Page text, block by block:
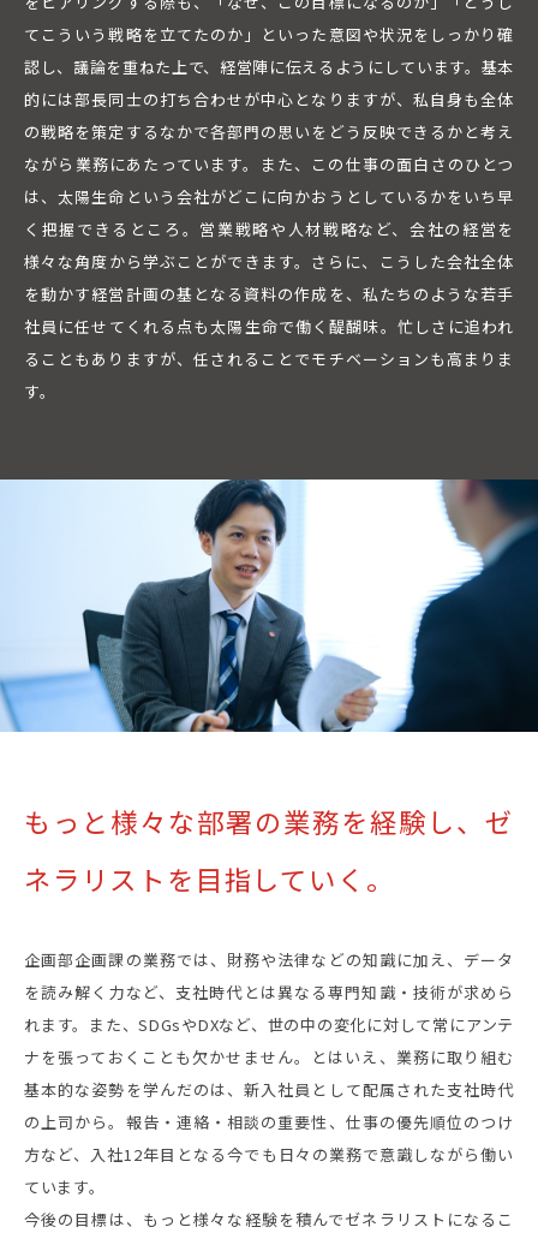
てこういう戦略を立てたのか」といった意図や状況をしっかり確
認し、議論を重ねた上で、経営陣に伝えるようにしています。基本
的には部長同士の打ち合わせが中心となりますが、私自身も全体
の戦略を策定するなかで各部門の思いをどう反映できるかと考え
ながら業務にあたっています。また、この仕事の面白さのひとつ
は、太陽生命という会社がどこに向かおうとしているかをいち早
く把握できるところ。営業戦略や人材戦略など、会社の経営を
様々な角度から学ぶことができます。さらに、こうした会社全体
を動かす経営計画の基となる資料の作成を、私たちのような若手
社員に任せてくれる点も太陽生命で働く醍醐味。忙しさに追われ
ることもありますが、任されることでモチベーションも高まりま
す。
もっと様々な部署の業務を経験し、ゼ
ネラリストを目指していく。
企画部企画課の業務では、財務や法律などの知識に加え、データ
を読み解く力など、支社時代とは異なる専門知識・技術が求めら
れます。また、SDGsやDXなど、世の中の変化に対して常にアンテ
ナを張っておくことも欠かせません。とはいえ、業務に取り組む
基本的な姿勢を学んだのは、新入社員として配属された支社時代
の上司から。報告・連絡・相談の重要性、仕事の優先順位のつけ
方など、入社12年目となる今でも日々の業務で意識しながら働い
ています。
今後の目標は、もっと様々な経験を積んでゼネラリストになるこ